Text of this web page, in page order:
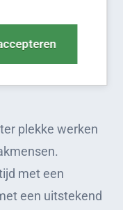
over. Noch in de
Voor
plekke werken
met een
een uitstekend